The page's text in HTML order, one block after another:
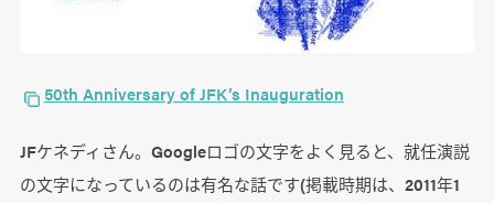
50th Anniversary of JFK’s Inauguration
JFケネディさん。Googleロゴの文字をよく見ると、就任演説
の文字になっているのは有名な話です(掲載時期は、2011年1